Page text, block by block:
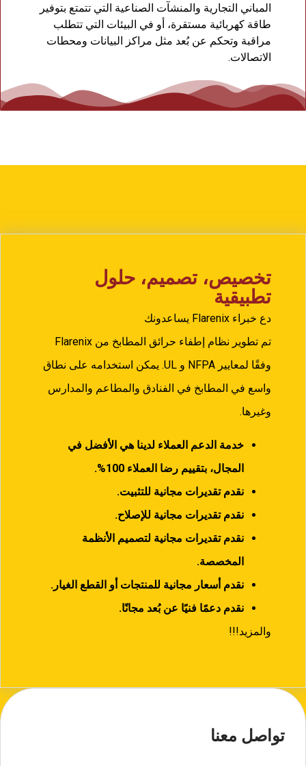
المباني التجارية والمنشآت الصناعية التي تتمتع بتوفير
طاقة كهربائية مستقرة، أو في البيئات التي تتطلب
مراقبة وتحكم عن بُعد مثل مراكز البيانات ومحطات
الاتصالات.
تخصيص، تصميم، حلول
تطبيقية
دع خبراء Flarenix يساعدونك
تم تطوير نظام إطفاء حرائق المطابخ من Flarenix
وفقًا لمعايير NFPA و UL. يمكن استخدامه على نطاق
واسع في المطابخ في الفنادق والمطاعم والمدارس
وغيرها.
خدمة الدعم العملاء لدينا هي الأفضل في
المجال، بتقييم رضا العملاء 100%.
نقدم تقديرات مجانية للتثبيت.
نقدم تقديرات مجانية للإصلاح.
نقدم تقديرات مجانية لتصميم الأنظمة
المخصصة.
نقدم أسعار مجانية للمنتجات أو القطع الغيار.
نقدم دعمًا فنيًا عن بُعد مجانًا.
والمزيد!!!
تواصل معنا